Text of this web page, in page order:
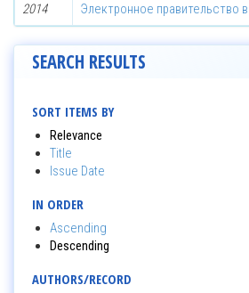
2014 Электронное правительство
SEARCH RESULTS
SORT ITEMS BY
Relevance
Title
Issue Date
IN ORDER
Ascending
Descending
AUTHORS/RECORD